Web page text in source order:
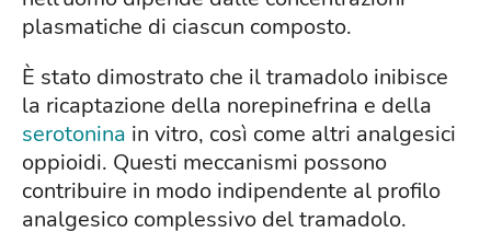
plasmatiche di ciascun composto.
È stato dimostrato che il tramadolo inibisce
la ricaptazione della norepinefrina e della
serotonina in vitro, così come altri analgesici
oppioidi. Questi meccanismi possono
contribuire in modo indipendente al profilo
analgesico complessivo del tramadolo.